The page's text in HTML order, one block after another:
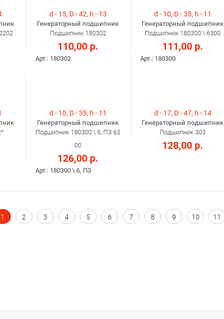
d - 15, D - 42, h - 13
Генераторный подшипник
Подшипник 180302
110,00 р.
Арт.: 180302
d - 10, D - 35, h - 11
Генераторный подшипник
Подшипник 180300 \ 6300
111,00 р.
Арт.: 180300
d - 10, D - 35, h - 11
Генераторный подшипник
Подшипник 180300 \ 6, ПЗ 63
00
126,00 р.
Арт.: 180300 \ 6, ПЗ
d - 17, D - 47, h - 14
Генераторный подшипник
Подшипник 303
128,00 р.
1 2 3 4 5 6 7 8 9 10 11